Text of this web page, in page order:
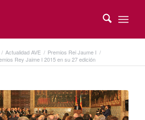
/ Actualidad AVE / Premios Rei Jaume I /
Rey Jaime I 2015 en su 27 edición